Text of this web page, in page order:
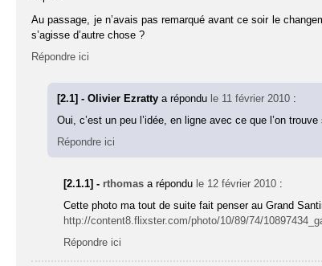
Au passage, je n’avais pas remarqué avant ce soir le
s’agisse d’autre chose ?
Répondre ici
[2.1] - Olivier Ezrattya répondu le 11 février 2010 :
Oui, c’est un peu l’idée, en ligne avec ce que l’on
Répondre ici
[2.1.1] - rthomas a répondu le 12 février 2010 :
Cette photo ma tout de suite fait penser au Grand
http://content8.flixster.com/photo/10/89/74/
Répondre ici